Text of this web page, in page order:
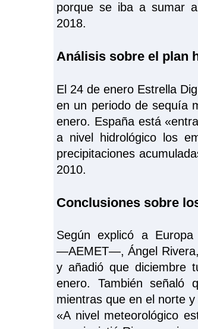
porque se iba a sumar
2018.
Análisis sobre el plan
El 24 de enero Estrella
en un periodo de sequía
enero. España está
a nivel hidrológico los
precipitaciones
2010.
Conclusiones sobre
Según explicó a
―AEMET―, Ángel
y añadió que diciembre
enero. También señaló
mientras que en el norte
«A nivel meteorológico